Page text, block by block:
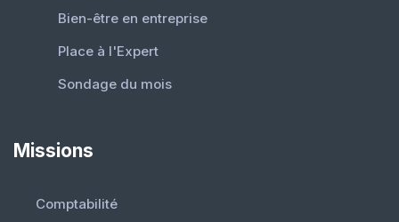
Bien-être en entreprise
Place à l'Expert
Sondage du mois
Missions
Comptabilité